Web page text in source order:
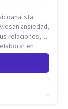
ansiedad,
relaciones,
en
malestar en
a las
del pasado y
un futuro